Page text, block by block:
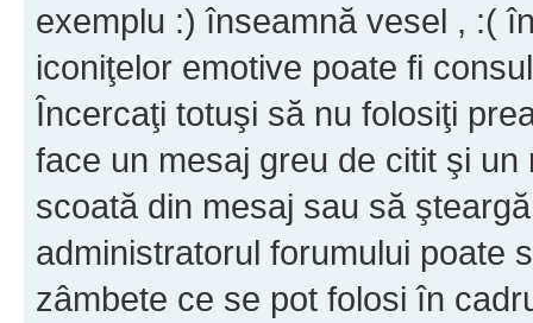
exemplu :) înseamnă vesel , :(
iconiţelor emotive poate fi
Încercaţi totuşi să nu folosiţi
face un mesaj greu de citit şi
scoată din mesaj sau să
administratorul forumului poate
zâmbete ce se pot folosi în